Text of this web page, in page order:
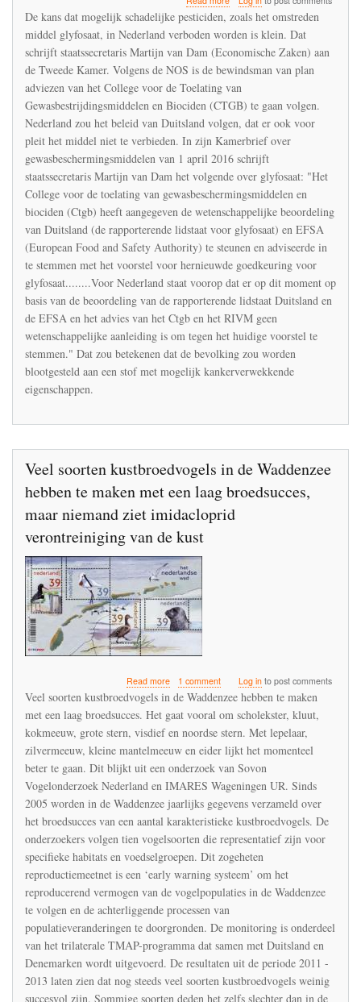
De
over
glyfosaat
van
en
RIVM
volgen
betekent
blootstelling
van
de
Nederlandse
bevolking
aan
een
mogelijk
kankerverwekkende
stof
De kans dat mogelijk schadelijke pesticiden, zoals het omstreden
middel glyfosaat, in Nederland verboden worden is klein. Dat
schrijft staatssecretaris Martijn van Dam (Economische Zaken) aan
de Tweede Kamer. Volgens de NOS is de bewindsman van plan
adviezen van het College voor de Toelating van
Gewasbestrijdingsmiddelen en Biociden (CTGB) te gaan volgen.
Nederland zou het beleid van Duitsland volgen, dat er ook voor
pleit het middel niet te verbieden. In zijn Kamerbrief over
gewasbeschermingsmiddelen van 1 april 2016 schrijft
staatssecretaris Martijn van Dam het volgende over glyfosaat: "Het
College voor de toelating van gewasbeschermingsmiddelen en
biociden (Ctgb) heeft aangegeven de wetenschappelijke beoordeling
van Duitsland (de rapporterende lidstaat voor glyfosaat) en EFSA
(European Food and Safety Authority) te steunen en adviseerde in
te stemmen met het voorstel voor hernieuwde goedkeuring voor
glyfosaat........Voor Nederland staat voorop dat er op dit moment op
basis van de beoordeling van de rapporterende lidstaat Duitsland en
de EFSA en het advies van het Ctgb en het RIVM geen
wetenschappelijke aanleiding is om tegen het huidige voorstel te
stemmen." Dat zou betekenen dat de bevolking zou worden
blootgesteld aan een stof met mogelijk kankerverwekkende
eigenschappen.
Veel soorten kustbroedvogels in de Waddenzee
hebben te maken met een laag broedsucces,
maar niemand ziet imidacloprid
verontreiniging van de kust
Read moreabout
Veel
kustbroedvogels
in
de
Waddenzee
hebben
te
maken
laag
broedsucces,
maar
ziet
imidacloprid
verontreiniging
de
kust
1 comment Log into post comments
Veel soorten kustbroedvogels in de Waddenzee hebben te maken
met een laag broedsucces. Het gaat vooral om scholekster, kluut,
kokmeeuw, grote stern, visdief en noordse stern. Met lepelaar,
zilvermeeuw, kleine mantelmeeuw en eider lijkt het momenteel
beter te gaan. Dit blijkt uit een onderzoek van Sovon
Vogelonderzoek Nederland en IMARES Wageningen UR. Sinds
2005 worden in de Waddenzee jaarlijks gegevens verzameld over
het broedsucces van een aantal karakteristieke kustbroedvogels. De
onderzoekers volgen tien vogelsoorten die representatief zijn voor
specifieke habitats en voedselgroepen. Dit zogeheten
reproductiemeetnet is een ‘early warning systeem’ om het
reproducerend vermogen van de vogelpopulaties in de Waddenzee
te volgen en de achterliggende processen van
populatieveranderingen te doorgronden. De monitoring is onderdeel
van het trilaterale TMAP-programma dat samen met Duitsland en
Denemarken wordt uitgevoerd. De resultaten uit de periode 2011 -
2013 laten zien dat nog steeds veel soorten kustbroedvogels weinig
succesvol zijn. Sommige soorten deden het zelfs slechter dan in de